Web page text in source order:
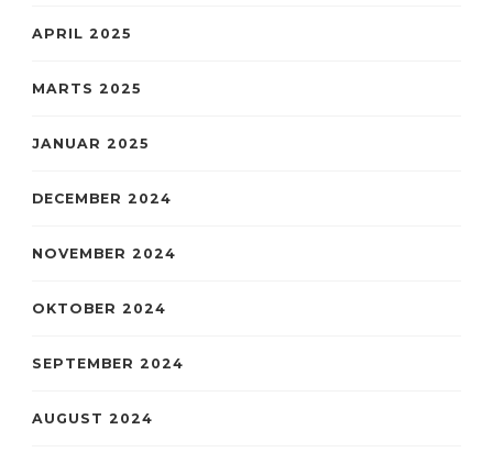
APRIL 2025
MARTS 2025
JANUAR 2025
DECEMBER 2024
NOVEMBER 2024
OKTOBER 2024
SEPTEMBER 2024
AUGUST 2024